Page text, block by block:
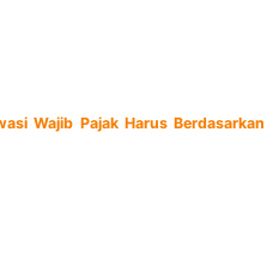
Wajib Pajak Harus Berdasarkan